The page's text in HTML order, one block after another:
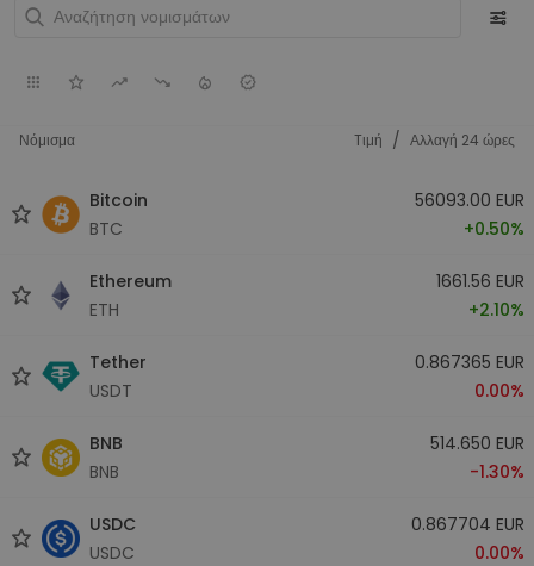
Νόμισμα Tιμή / Αλλαγή 24 ώρες
Bitcoin
BTC
56093.00 EUR
+0.50%
Ethereum
ETH
1661.56 EUR
+2.10%
Tether
USDT
0.867365 EUR
0.00%
BNB
BNB
514.650 EUR
-1.30%
USDC
USDC
0.867704 EUR
0.00%